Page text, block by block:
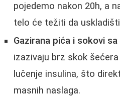
pojedemo nakon 20h, a
telo će težiti da
Gazirana pića i sokovi
izazivaju brz skok
lučenje insulina, što
masnih naslaga.